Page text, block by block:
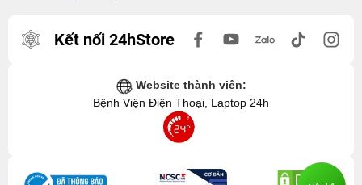
Kết nối 24hStore
Website thành viên:
Bệnh Viện Điện Thoại, Laptop 24h